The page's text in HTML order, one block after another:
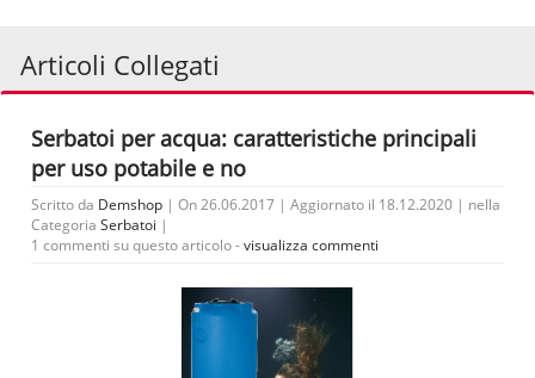
Articoli Collegati
Serbatoi per acqua: caratteristiche principali
per uso potabile e no
Scritto da Demshop | On 26.06.2017 | Aggiornato il 18.12.2020 | nella
Categoria Serbatoi |
1 commenti su questo articolo -visualizza commenti